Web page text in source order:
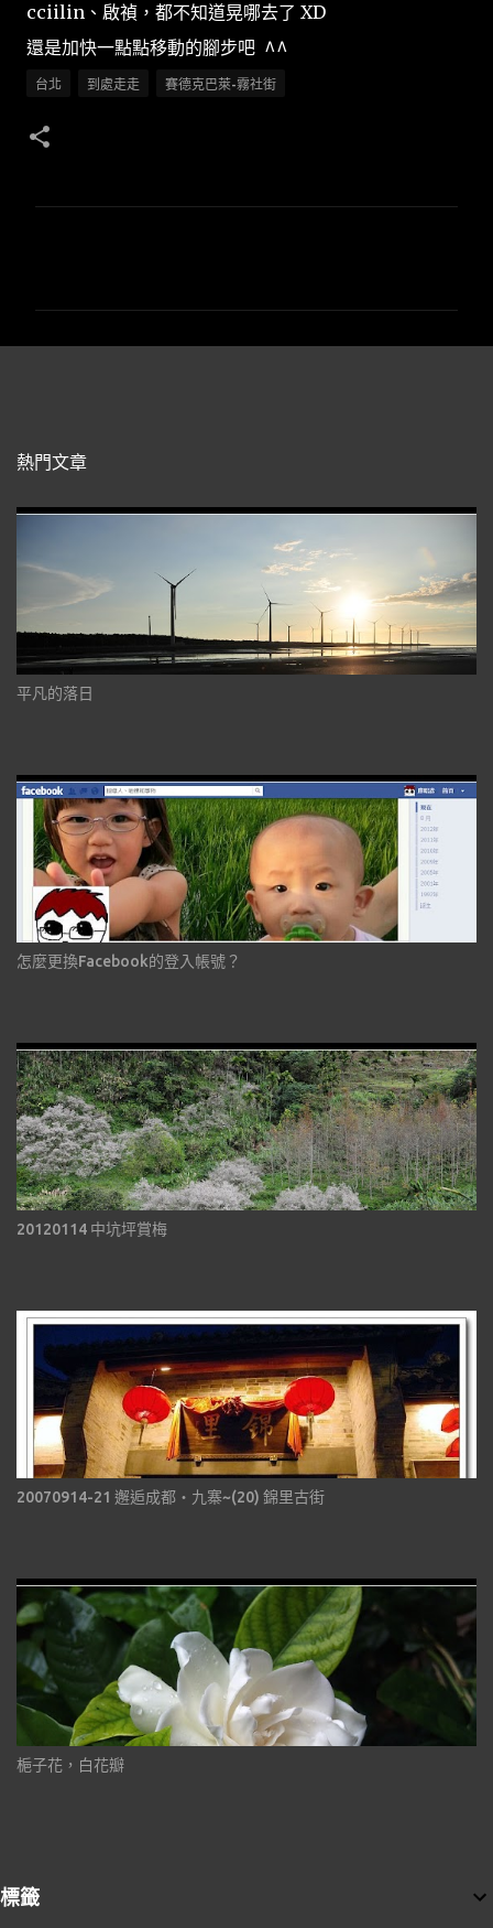
cciilin、啟禎，都不知道晃哪去了 XD
還是加快一點點移動的腳步吧 ^^
台北 到處走走 賽德克巴萊-霧社街
熱門文章
平凡的落日
怎麼更換Facebook的登入帳號？
20120114 中坑坪賞梅
20070914-21 邂逅成都‧九寨~(20) 錦里古街
梔子花，白花瓣
標籤